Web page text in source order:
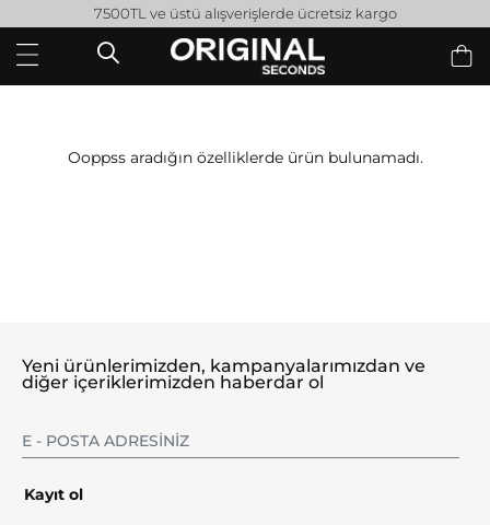
7500TL ve üstü alışverişlerde ücretsiz kargo
Ooppss aradığın özelliklerde ürün bulunamadı.
Yeni ürünlerimizden, kampanyalarımızdan ve
diğer içeriklerimizden haberdar ol
Kayıt ol